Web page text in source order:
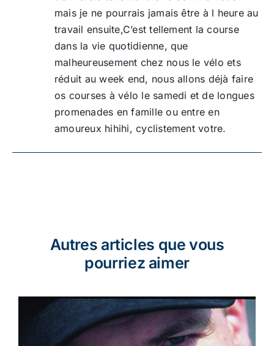
mais je ne pourrais jamais être à l heure au
travail ensuite,C’est tellement la course
dans la vie quotidienne, que
malheureusement chez nous le vélo ets
réduit au week end, nous allons déjà faire
os courses à vélo le samedi et de longues
promenades en famille ou entre en
amoureux hihihi, cyclistement votre.
Autres articles que vous
pourriez aimer